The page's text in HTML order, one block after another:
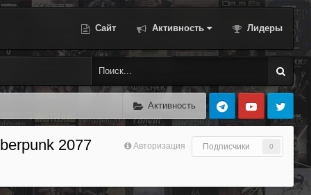
Сайт Активность Лидеры
Активность
Авторизация Подписчики 0
2077